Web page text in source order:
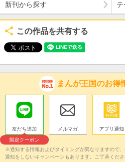
新刊から探す
この作品を共有する
まんが王国のお得
友だち追加
限定クーポン
メルマガ アプリ通知
※通知する情報およびタイミングが異なりますので
通知をしないキャンペーンもあります。ご了承くださ